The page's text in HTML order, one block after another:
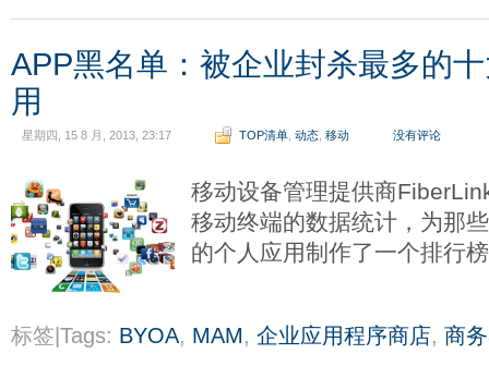
APP黑名单：被企业封杀最多的
用
星期四, 15 8 月, 2013, 23:17 TOP清单 动态 移动 没有评论
移动设备管理提供商
移动终端的数据统计，为那
的个人应用制作了一个排行
标签|Tags: BYOA, MAM, 企业应用程序商店, 商